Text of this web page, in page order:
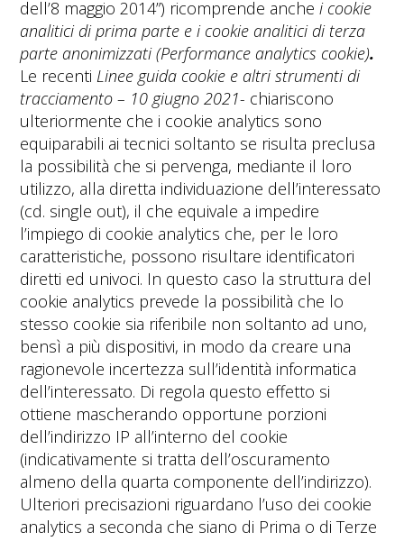
dell’8 maggio 2014”) ricomprende anche i cookie
analitici di prima parte e i cookie analitici di terza
parte anonimizzati(Performance analytics cookie).
Le recenti Linee guida cookie e altri strumenti di
tracciamento – 10 giugno 2021- chiariscono
ulteriormente che i cookie analytics sono
equiparabili ai tecnici soltanto se risulta preclusa
la possibilità che si pervenga, mediante il loro
utilizzo, alla diretta individuazione dell’interessato
(cd. single out), il che equivale a impedire
l’impiego di cookie analytics che, per le loro
caratteristiche, possono risultare identificatori
diretti ed univoci. In questo caso la struttura del
cookie analytics prevede la possibilità che lo
stesso cookie sia riferibile non soltanto ad uno,
bensì a più dispositivi, in modo da creare una
ragionevole incertezza sull’identità informatica
dell’interessato. Di regola questo effetto si
ottiene mascherando opportune porzioni
dell’indirizzo IP all’interno del cookie
(indicativamente si tratta dell’oscuramento
almeno della quarta componente dell’indirizzo).
Ulteriori precisazioni riguardano l’uso dei cookie
analytics a seconda che siano di Prima o di Terze